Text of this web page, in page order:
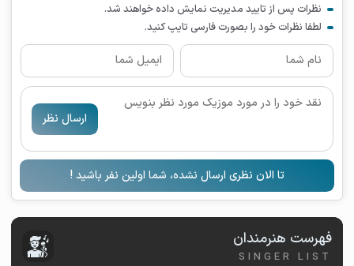
نظرات پس از تایید مدیریت نمایش داده خواهند شد.
لطفا نظرات خود را بصورت فارسی تایپ کنید.
ارسال نظر
تا الان نظری ارسال نشده، شما اولین نفر باشید !
فهرست هنرمندان
SINGER LIST